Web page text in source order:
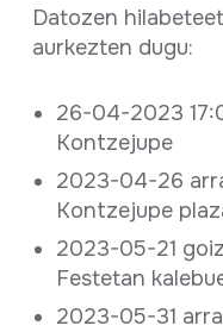
Datozen
aurkezten dugu:
26-04-2023
Kontzejupe
2023-04-26
Kontzejupe
2023-05-21
Festetan
2023-05-31